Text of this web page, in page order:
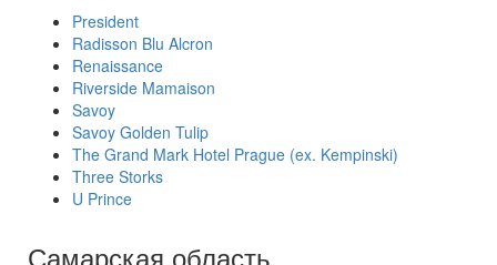
President
Radisson Blu Alcron
Renaissance
Riverside Mamaison
Savoy
Savoy Golden Tulip
The Grand Mark Hotel Prague (ex. Kempinski)
Three Storks
U Prince
Самарская область